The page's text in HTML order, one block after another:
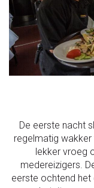
De eerste nacht
regelmatig wakker
lekker vroeg
medereizigers.
eerste ochtend het